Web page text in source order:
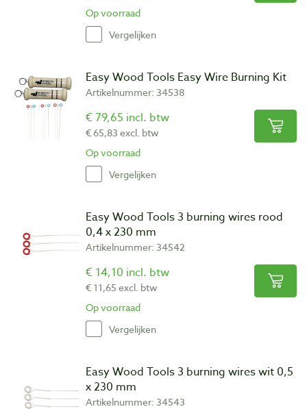
Op voorraad
Vergelijken
Easy Wood Tools Easy Wire Burning Kit
Artikelnummer: 34538
€ 79,65 incl. btw
€ 65,83 excl. btw
Op voorraad
Vergelijken
Easy Wood Tools 3 burning wires rood
0,4 x 230 mm
Artikelnummer: 34542
€ 14,10 incl. btw
€ 11,65 excl. btw
Op voorraad
Vergelijken
Easy Wood Tools 3 burning wires wit 0,5
x 230 mm
Artikelnummer: 34543